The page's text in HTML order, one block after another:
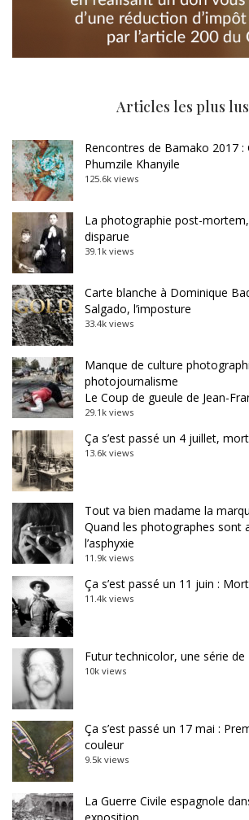
Articles les plus lus
Rencontres de Bamako 2017 :
Phumzile Khanyile
125.6k views
La photographie post-
disparue
39.1k views
Carte blanche à Dominique
Salgado, l’imposture
33.4k views
Manque de culture
photojournalisme
Le Coup de gueule de Jean-
29.1k views
Ça s’est passé un 4 juillet,
13.6k views
Tout va bien madame la
Quand les photographes sont
l’asphyxie
11.9k views
Ça s’est passé un 11 juin :
11.4k views
Futur technicolor, une série
10k views
Ça s’est passé un 17 mai :
couleur
9.5k views
La Guerre Civile espagnole